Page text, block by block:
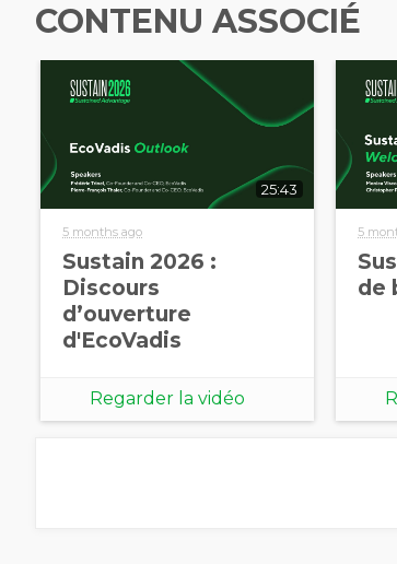
CONTENU ASSOCIÉ
25:43
5 months ago
Sustain 2026 :
Discours
d’ouverture
d'EcoVadis
Regarder la vidéo
5
de